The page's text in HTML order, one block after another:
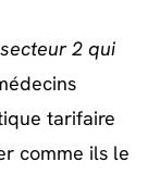
2 qui
tarifaire
comme ils le